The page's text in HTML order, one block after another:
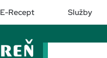
E-Recept Služby